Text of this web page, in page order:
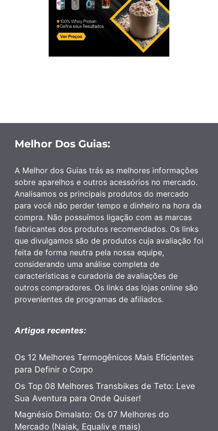
Melhor Dos Guias:
A Melhor dos Guias trás as melhores informações
sobre aparelhos e outros acessórios no mercado.
Analisamos os principais produtos do mercado
para você não perder tempo e dinheiro na hora da
compra. Não possuímos ligação com as marcas
fabricantes dos produtos recomendados. Os links
que divulgamos são de produtos cuja avaliação foi
feita de forma neutra pela nossa equipe,
considerando uma análise completa de
características e curadoria de avaliações de
outros compradores. Os links das lojas online são
provenientes de programas de afiliados.
Artigos recentes:
Os 12 Melhores Termogênicos Mais Eficientes
para Definir o Corpo
Os Top 08 Melhores Transbikes de Teto: Leve
Sua Aventura para Onde Quiser!
Magnésio Dimalato: Os 07 Melhores do
Mercado (Naiak, Equaliv e mais)